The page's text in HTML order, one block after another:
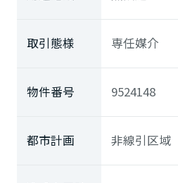
取引態様 専任媒介
物件番号 9524148
都市計画 非線引区域